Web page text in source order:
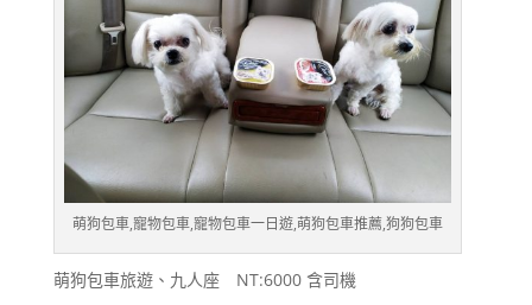
萌狗包車,寵物包車,寵物包車一日遊,萌狗包車推薦,狗狗包車
萌狗包車旅遊、九人座 NT:6000 含司機